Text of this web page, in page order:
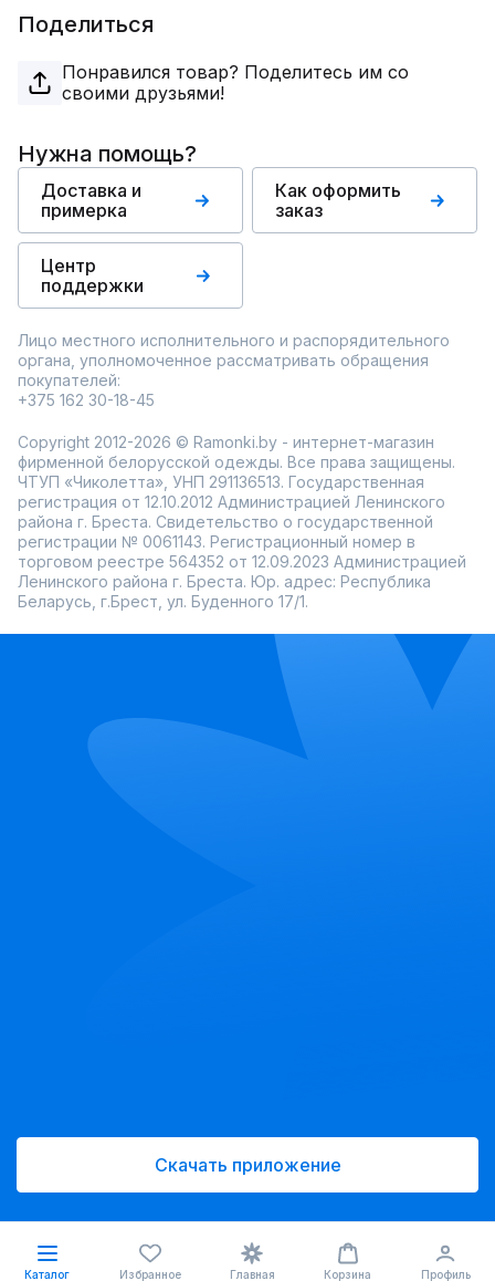
Поделиться
Понравился товар? Поделитесь им со
своими друзьями!
Нужна помощь?
Доставка и
примерка
Как оформить
заказ
Центр
поддержки
Лицо местного исполнительного и распорядительного
органа, уполномоченное рассматривать обращения
покупателей:
+375 162 30-18-45
Copyright 2012-2026 © Ramonki.by - интернет-магазин
фирменной белорусской одежды. Все права защищены.
ЧТУП «Чиколетта», УНП 291136513. Государственная
регистрация от 12.10.2012 Администрацией Ленинского
района г. Бреста. Свидетельство о государственной
регистрации № 0061143. Регистрационный номер в
торговом реестре 564352 от 12.09.2023 Администрацией
Ленинского района г. Бреста. Юр. адрес: Республика
Беларусь, г.Брест, ул. Буденного 17/1.
Скачать приложение
Каталог Избранное Главная Корзина Профиль